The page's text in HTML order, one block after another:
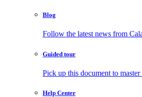
Blog
Follow the latest news from
Guided tour
Pick up this document to master
Help Center